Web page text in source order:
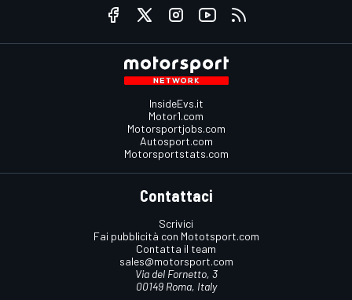
InsideEvs.it
Motor1.com
Motorsportjobs.com
Autosport.com
Motorsportstats.com
Contattaci
Scrivici
Fai pubblicità con Mototsport.com
Contatta il team
sales@motorsport.com
Via del Fornetto, 3
00149 Roma, Italy